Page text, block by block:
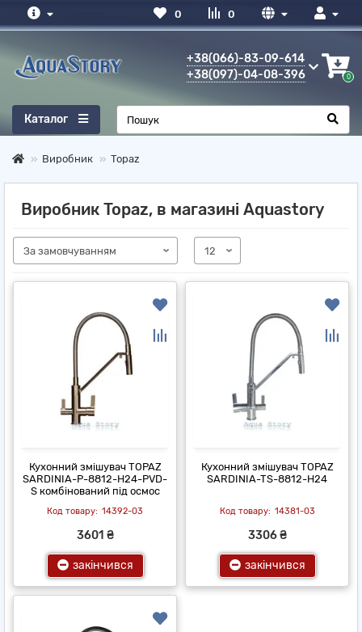
0
0
+38(066)-83-09-614
+38(097)-04-08-396
0
Каталог
Виробник Topaz
Виробник Topaz, в магазині Aquastory
Кухонний змішувач TOPAZ
SARDINIA-P-8812-H24-PVD-
S комбінований під осмос
14392-03
3601 ₴
закінчився
Кухонний змішувач TOPAZ
SARDINIA-TS-8812-H24
14381-03
3306 ₴
закінчився